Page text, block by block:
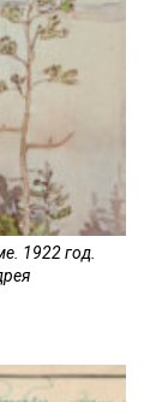
1922 год.